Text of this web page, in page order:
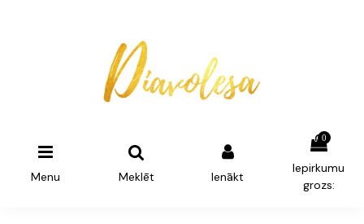
Menu Meklēt Ienākt
0
Iepirkumu
grozs: